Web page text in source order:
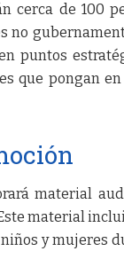
cerca de 100
no
puntos
que pongan
material
material
y mujeres